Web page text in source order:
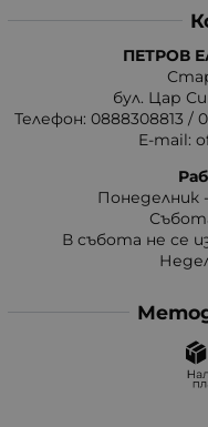
ПЕТРОВ
бул. Цар
Телефон: 0888308813 /
E-mail:
Понеделник
В събота не се